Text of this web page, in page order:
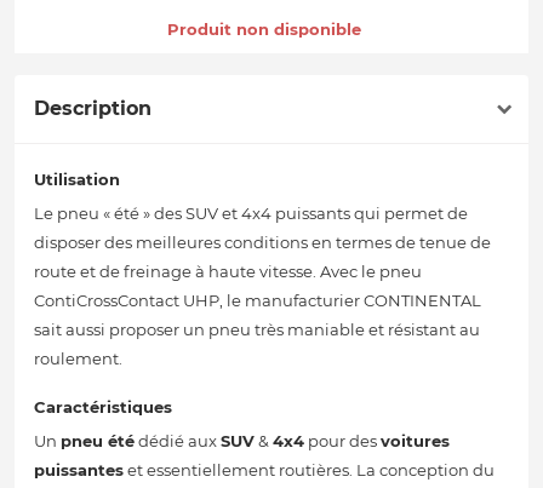
Produit non disponible
Description
Utilisation
Le pneu « été » des SUV et 4x4 puissants qui permet de
disposer des meilleures conditions en termes de tenue de
route et de freinage à haute vitesse. Avec le pneu
ContiCrossContact UHP, le manufacturier CONTINENTAL
sait aussi proposer un pneu très maniable et résistant au
roulement.
Caractéristiques
Un pneu étédédié auxSUV&4x4 pour desvoitures
puissanteset essentiellement routières. La conception du